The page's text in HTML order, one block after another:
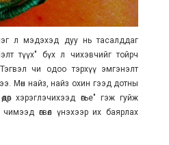
нэг л мэдэхэд дуу нь тасалддаг
түүх" бүх л чихэвчийг тойрч
Тэгвэл чи одоо тэрхүү эмгэнэлт
Мөн найз, найз охин гээд дотны
хэрэглэчихээд өгье" гэж гуйж
өгвөл үнэхээр их баярлах